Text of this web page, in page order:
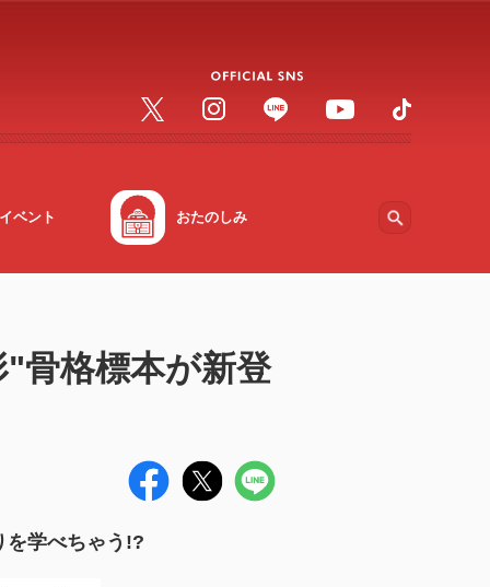
ベント おたのしみ
骨格標本が新登
を学べちゃう!?